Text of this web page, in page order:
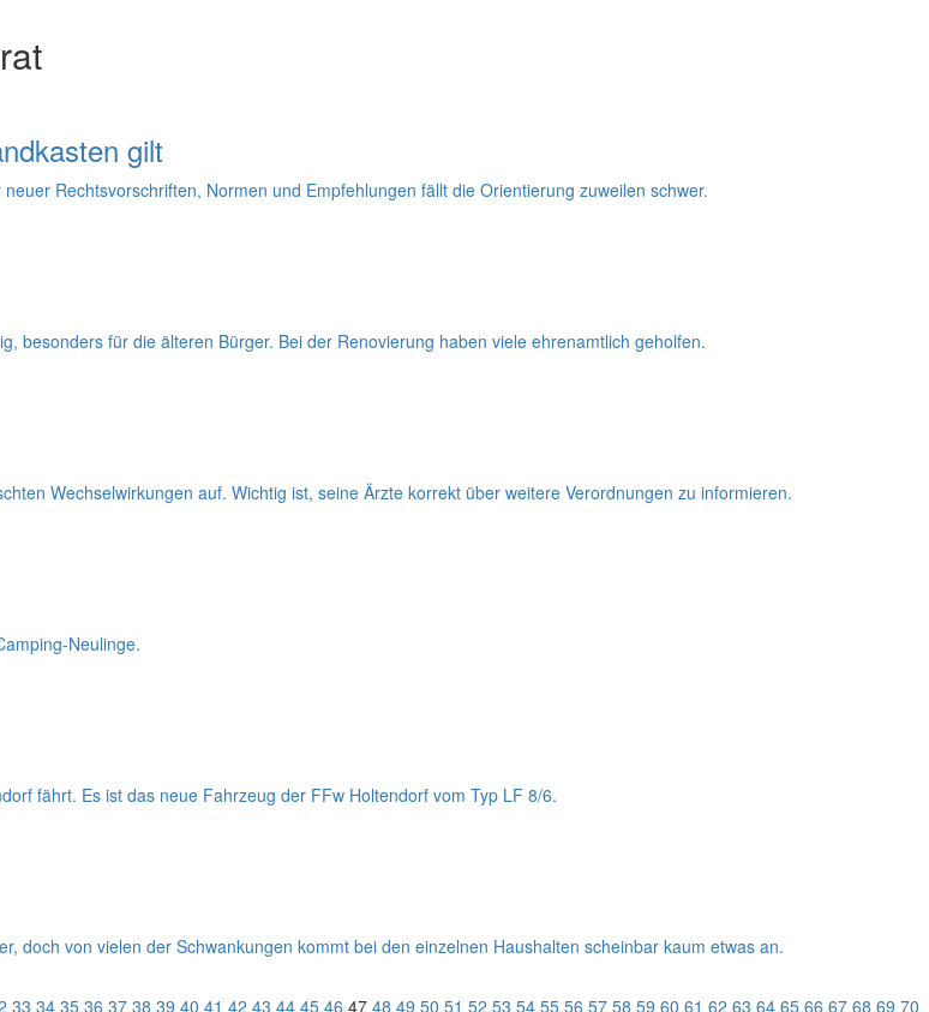
gilt
Rechtsvorschriften, Normen und Empfehlungen fällt die Orientierung zuweilen schwer.
besonders für die älteren Bürger. Bei der Renovierung haben viele ehrenamtlich geholfen.
Wechselwirkungen auf. Wichtig ist, seine Ärzte korrekt über weitere Verordnungen zu informieren.
Neulinge.
fährt. Es ist das neue Fahrzeug der FFw Holtendorf vom Typ LF 8/6.
doch von vielen der Schwankungen kommt bei den einzelnen Haushalten scheinbar kaum etwas an.
33 34 35 36 37 38 39 40 41 42 43 44 45 46 47 48 49 50 51 52 53 54 55 56 57 58 59 60 61 62 63 64 65 66 67 68 69 70